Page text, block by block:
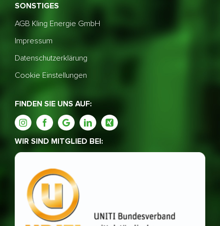
SONSTIGES
AGB Kling Energie GmbH
Impressum
Datenschutzerklärung
Cookie Einstellungen
FINDEN SIE UNS AUF:
WIR SIND MITGLIED BEI: